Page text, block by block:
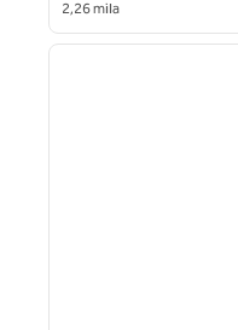
2,26 mila
1 z 12